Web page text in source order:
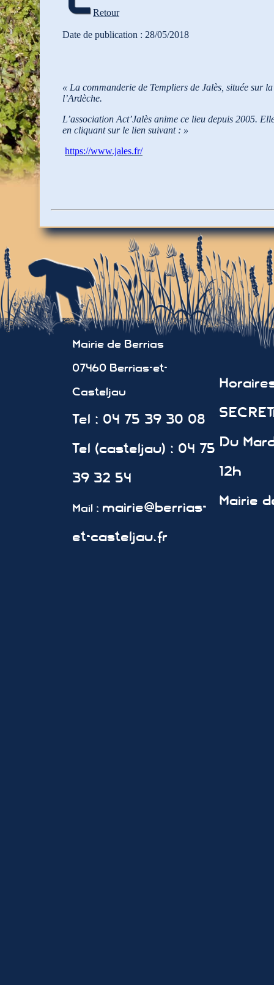
Retour
Date de publication : 28/05/2018
« La commanderie de Templiers de Jalès, située sur
l’Ardèche.
L’association Act’Jalès anime ce lieu depuis 2005.
en cliquant sur le lien suivant : »
https://www.jales.fr/
Mairie de Berrias
07460 Berrias-et-
Casteljau
Tel : 04 75 39 30 08
Tel (casteljau) : 04 75
39 32 54
Mail :mairie@berrias-
et-casteljau.fr
Du
12h
Mairie